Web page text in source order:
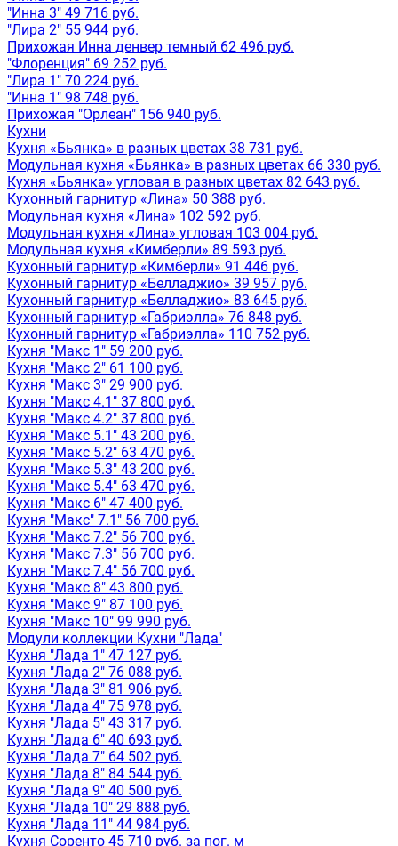
"Инна 3" 49 716 руб.
"Лира 2" 55 944 руб.
Прихожая Инна денвер темный 62 496 руб.
"Флоренция" 69 252 руб.
"Лира 1" 70 224 руб.
"Инна 1" 98 748 руб.
Прихожая "Орлеан" 156 940 руб.
Кухни
Кухня «Бьянка» в разных цветах 38 731 руб.
Модульная кухня «Бьянка» в разных цветах 66 330 руб.
Кухня «Бьянка» угловая в разных цветах 82 643 руб.
Кухонный гарнитур «Лина» 50 388 руб.
Модульная кухня «Лина» 102 592 руб.
Модульная кухня «Лина» угловая 103 004 руб.
Модульная кухня «Кимберли» 89 593 руб.
Кухонный гарнитур «Кимберли» 91 446 руб.
Кухонный гарнитур «Белладжио» 39 957 руб.
Кухонный гарнитур «Белладжио» 83 645 руб.
Кухонный гарнитур «Габриэлла» 76 848 руб.
Кухонный гарнитур «Габриэлла» 110 752 руб.
Кухня "Макс 1" 59 200 руб.
Кухня "Макс 2" 61 100 руб.
Кухня "Макс 3" 29 900 руб.
Кухня "Макс 4.1" 37 800 руб.
Кухня "Макс 4.2" 37 800 руб.
Кухня "Макс 5.1" 43 200 руб.
Кухня "Макс 5.2" 63 470 руб.
Кухня "Макс 5.3" 43 200 руб.
Кухня "Макс 5.4" 63 470 руб.
Кухня "Макс 6" 47 400 руб.
Кухня "Макс" 7.1" 56 700 руб.
Кухня "Макс 7.2" 56 700 руб.
Кухня "Макс 7.3" 56 700 руб.
Кухня "Макс 7.4" 56 700 руб.
Кухня "Макс 8" 43 800 руб.
Кухня "Макс 9" 87 100 руб.
Кухня "Макс 10" 99 990 руб.
Модули коллекции Кухни "Лада"
Кухня "Лада 1" 47 127 руб.
Кухня "Лада 2" 76 088 руб.
Кухня "Лада 3" 81 906 руб.
Кухня "Лада 4" 75 978 руб.
Кухня "Лада 5" 43 317 руб.
Кухня "Лада 6" 40 693 руб.
Кухня "Лада 7" 64 502 руб.
Кухня "Лада 8" 84 544 руб.
Кухня "Лада 9" 40 500 руб.
Кухня "Лада 10" 29 888 руб.
Кухня "Лада 11" 44 984 руб.
Кухня Соренто 45 710 руб. за пог. м